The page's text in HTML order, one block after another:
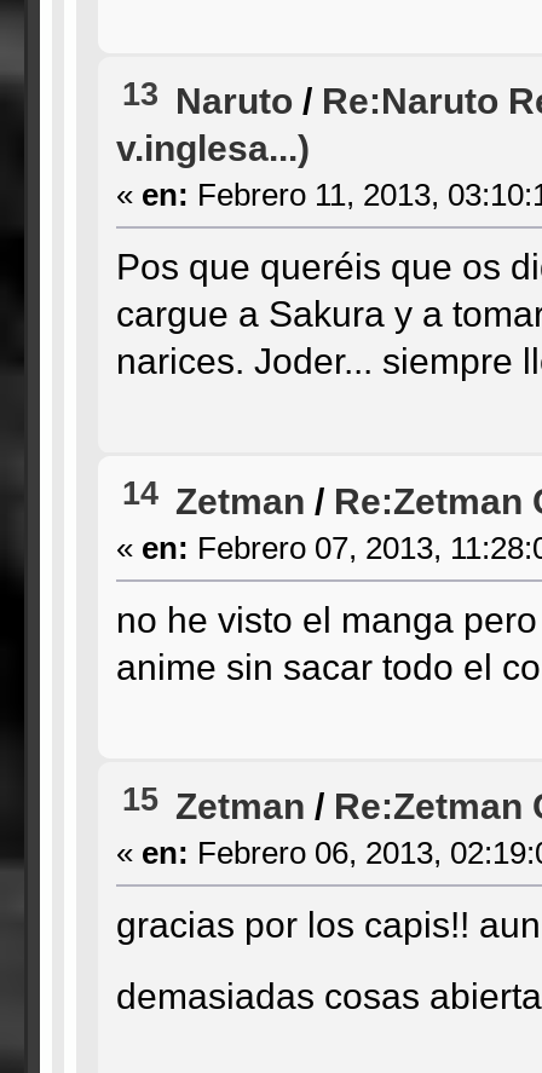
13 Naruto/ Re:Naruto
v.inglesa...)
« en: Febrero 11, 2013,
Pos que queréis que os
cargue a Sakura y a
narices. Joder... siempre
14 Zetman / Re:Zetman
« en: Febrero 07, 2013,
no he visto el manga
anime sin sacar todo el
15 Zetman / Re:Zetman
« en: Febrero 06, 2013,
gracias por los capis!!
demasiadas cosas